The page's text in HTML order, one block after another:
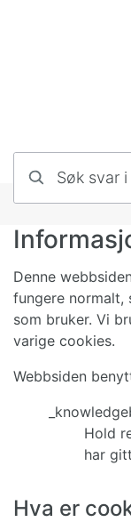
Denne
fungere normalt,
som bruker. Vi
varige cookies.
Webbsiden
Hold
har
Hva er